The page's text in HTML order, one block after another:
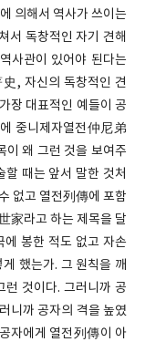
의해서 역사가 쓰이는
서 독창적인 자기 견해
사관이 있어야 된다는
, 자신의 독창적인 견
장 대표적인 예들이 공
중니제자열전仲尼弟
왜 그런 것을 보여주
때는 앞서 말한 것처
없고 열전列傳에 포함
家라고 하는 제목을 달
에 봉한 적도 없고 자손
했는가. 그 원칙을 깨
것이다. 그러니까 공
니까 공자의 격을 높였
자에게 열전列傳이 아